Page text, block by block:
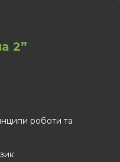
2”
роботи та